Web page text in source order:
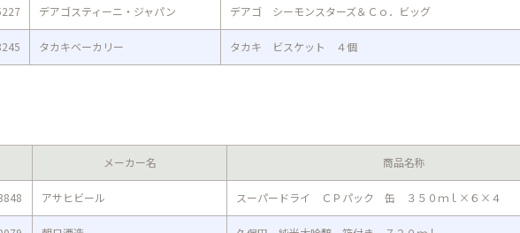
デアゴスティーニ・ジャパン デアゴ シーモンスターズ＆Ｃｏ．ビッグ
タカキベーカリー タカキ ビスケット ４個
メーカー名 商品名称
アサヒビール スーパードライ ＣＰパック 缶 ３５０ｍｌ×６×４